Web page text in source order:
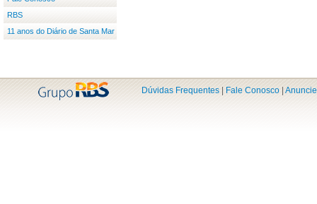
RBS
11 anos do Diário de Santa Mar
Dúvidas Frequentes Fale Conosco Anuncie